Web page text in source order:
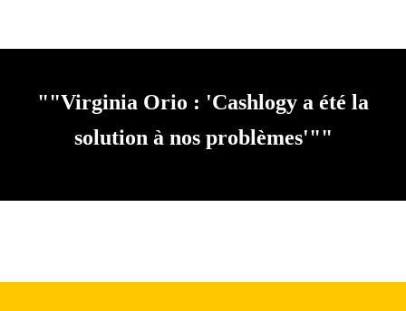
""Virginia Orio : 'Cashlogy a été la
solution à nos problèmes'""